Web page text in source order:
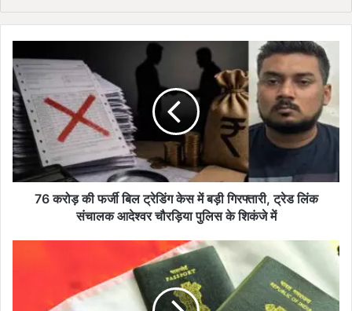
6
क
रो
ड़
की
फ
र्जी
बि
76 करोड़ की फर्जी बिल ट्रेडिंग केस में बड़ी गिरफ्तारी, ट्रेड लिंक
संचालक आदेश्वर चौरड़िया पुलिस के शिकंजे में